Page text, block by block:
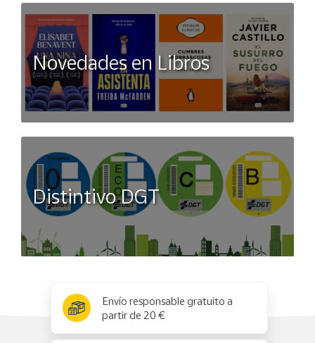
Novedades en Libros
Distintivo DGT
Envío responsable gratuito a
partir de 20 €